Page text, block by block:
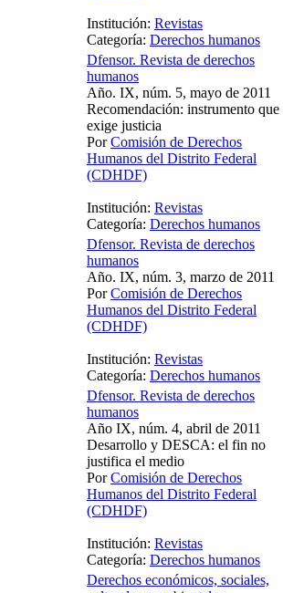
Institución: Revistas
Categoría: Derechos humanos
Dfensor. Revista de derechos
humanos
Año. IX, núm. 5, mayo de 2011
Recomendación: instrumento que
exige justicia
PorComisión de Derechos
Humanos del Distrito Federal
(CDHDF)
Institución: Revistas
Categoría: Derechos humanos
Dfensor. Revista de derechos
humanos
Año. IX, núm. 3, marzo de 2011
PorComisión de Derechos
Humanos del Distrito Federal
(CDHDF)
Institución: Revistas
Categoría: Derechos humanos
Dfensor. Revista de derechos
humanos
Año IX, núm. 4, abril de 2011
Desarrollo y DESCA: el fin no
justifica el medio
PorComisión de Derechos
Humanos del Distrito Federal
(CDHDF)
Institución: Revistas
Categoría: Derechos humanos
Derechos económicos, sociales,